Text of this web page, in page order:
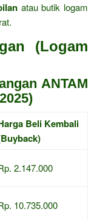
atau butik logam
(Logam
ANTAM
Beli Kembali
2.147.000
10.735.000